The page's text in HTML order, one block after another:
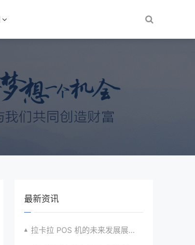
最新资讯
拉卡拉 POS 机的未来发展展望与战略规划